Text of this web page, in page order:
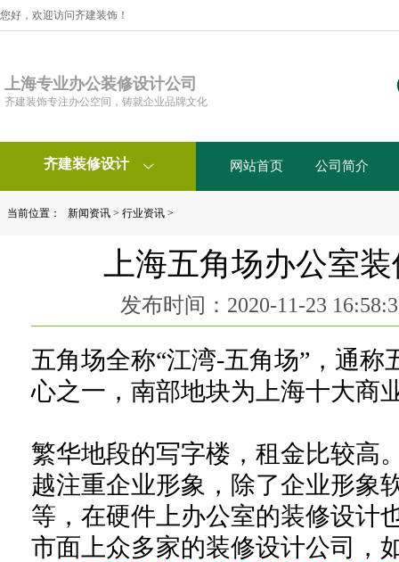
您好，欢迎访问齐建装饰！
上海专业办公装修设计公司
齐建装饰专注办公空间，铸就企业品牌文化
齐建装修设计  网站首页 公司简介
当前位置： 新闻资讯 > 行业资讯 >
上海五角场办公室
发布时间：2020-11-23
五角场全称“江湾-五角场”，通
心之一，南部地块为上海十大商
繁华地段的写字楼，租金比较高
越注重企业形象，除了企业形象
等，在硬件上办公室的装修设计
市面上众多家的装修设计公司，